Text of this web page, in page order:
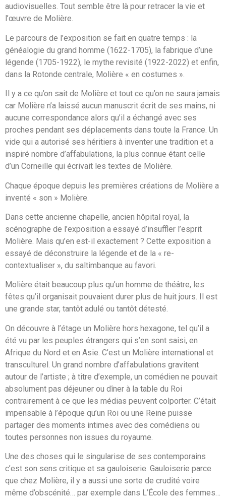
audiovisuelles. Tout semble être là pour retracer la vie et
l’œuvre de Molière.
Le parcours de l’exposition se fait en quatre temps : la
généalogie du grand homme (1622-1705), la fabrique d’une
légende (1705-1922), le mythe revisité (1922-2022) et enfin,
dans la Rotonde centrale, Molière « en costumes ».
Il y a ce qu’on sait de Molière et tout ce qu’on ne saura jamais
car Molière n’a laissé aucun manuscrit écrit de ses mains, ni
aucune correspondance alors qu’il a échangé avec ses
proches pendant ses déplacements dans toute la France. Un
vide qui a autorisé ses héritiers à inventer une tradition et a
inspiré nombre d’affabulations, la plus connue étant celle
d’un Corneille qui écrivait les textes de Molière.
Chaque époque depuis les premières créations de Molière a
inventé « son » Molière.
Dans cette ancienne chapelle, ancien hôpital royal, la
scénographe de l’exposition a essayé d’insuffler l’esprit
Molière. Mais qu’en est-il exactement ? Cette exposition a
essayé de déconstruire la légende et de la « re-
contextualiser », du saltimbanque au favori.
Molière était beaucoup plus qu’un homme de théâtre, les
fêtes qu’il organisait pouvaient durer plus de huit jours. Il est
une grande star, tantôt adulé ou tantôt détesté.
On découvre à l’étage un Molière hors hexagone, tel qu’il a
été vu par les peuples étrangers qui s’en sont saisi, en
Afrique du Nord et en Asie. C’est un Molière international et
transculturel. Un grand nombre d’affabulations gravitent
autour de l’artiste ; à titre d’exemple, un comédien ne pouvait
absolument pas déjeuner ou dîner à la table du Roi
contrairement à ce que les médias peuvent colporter. C’était
impensable à l’époque qu’un Roi ou une Reine puisse
partager des moments intimes avec des comédiens ou
toutes personnes non issues du royaume.
Une des choses qui le singularise de ses contemporains
c’est son sens critique et sa gauloiserie. Gauloiserie parce
que chez Molière, il y a aussi une sorte de crudité voire
même d’obscénité… par exemple dans L’École des femmes…